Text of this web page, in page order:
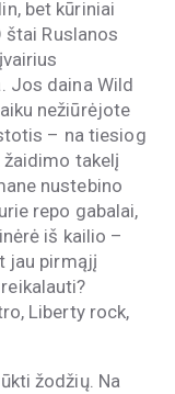
bet kūriniai
Ruslanos
Jos daina Wild
nežiūrėjote
– na tiesiog
takelį
nustebino
repo gabalai,
iš kailio –
jau pirmąjį
Liberty rock,
žodžių. Na